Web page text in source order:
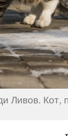
Ливов. Кот,